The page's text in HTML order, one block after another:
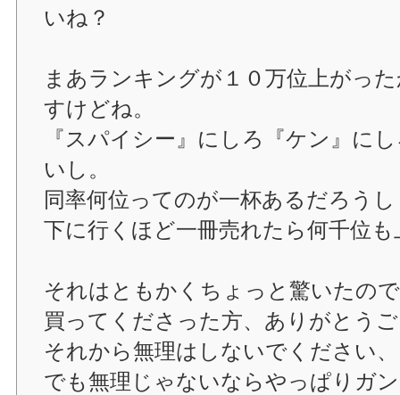
いね？
まあランキングが１０万位上がっ
すけどね。
『スパイシー』にしろ『ケン』に
いし。
同率何位ってのが一杯あるだろうし
下に行くほど一冊売れたら何千位
それはともかくちょっと驚いたの
買ってくださった方、ありがとう
それから無理はしないでください、
でも無理じゃないならやっぱりガ